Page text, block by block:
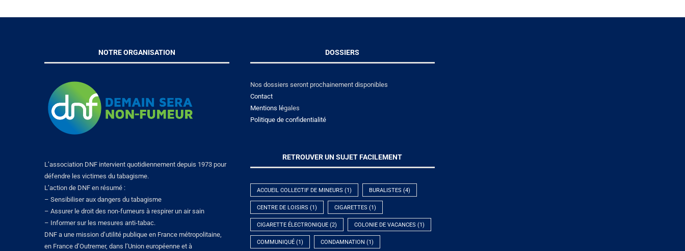
NOTRE ORGANISATION
L’association DNF intervient quotidiennement depuis 1973 pour
défendre les victimes du tabagisme.
L’action de DNF en résumé :
– Sensibiliser aux dangers du tabagisme
– Assurer le droit des non-fumeurs à respirer un air sain
– Informer sur les mesures anti-tabac.
DNF a une mission d’utilité publique en France métropolitaine,
en France d’Outremer, dans l’Union européenne et à
DOSSIERS
Nos dossiers seront prochainement disponibles
Contact
Mentions légales
Politique de confidentialité
RETROUVER UN SUJET FACILEMENT
ACCUEIL COLLECTIF DE MINEURS (1) BURALISTES (4)
CENTRE DE LOISIRS (1) CIGARETTES (1)
CIGARETTE ÉLECTRONIQUE(2) COLONIE DE VACANCES (1)
COMMUNIQUÉ(1) CONDAMNATION (1)